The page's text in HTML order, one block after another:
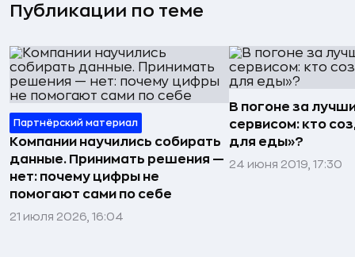
Публикации по теме
Партнёрский материал
Компании научились собирать
данные. Принимать решения —
нет: почему цифры не
помогают сами по себе
21 июля 2026, 16:04
В погоне за
сервисом: кто
для еды»?
24 июня 2019, 17:30